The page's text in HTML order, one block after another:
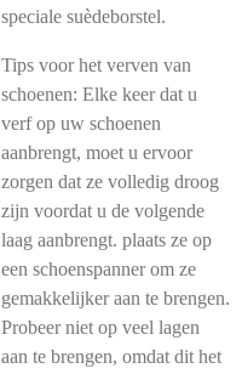
speciale suèdeborstel.
Tips voor het verven van
schoenen: Elke keer dat u
verf op uw schoenen
aanbrengt, moet u ervoor
zorgen dat ze volledig droog
zijn voordat u de volgende
laag aanbrengt. plaats ze op
een schoenspanner om ze
gemakkelijker aan te brengen.
Probeer niet op veel lagen
aan te brengen, omdat dit het